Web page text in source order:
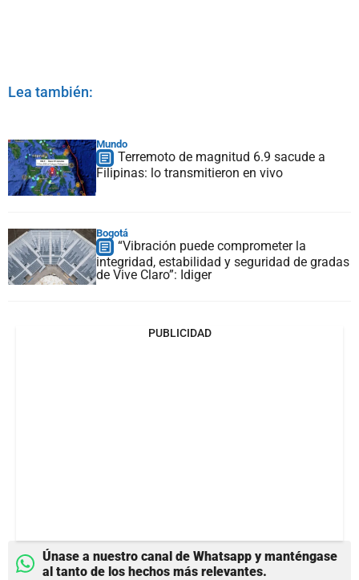
Lea también:
Mundo
Terremoto de magnitud 6.9 sacude a
Filipinas: lo transmitieron en vivo
Bogotá
“Vibración puede comprometer la
integridad, estabilidad y seguridad de gradas
de Vive Claro”: Idiger
PUBLICIDAD
Únase a nuestro canal de Whatsapp y manténgase
al tanto de los hechos más relevantes.